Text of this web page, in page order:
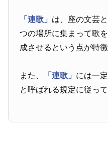
「連歌」 は、座の文芸
つの場所に集まって歌
成させるという点が特
また、 「連歌」 には一
と呼ばれる規定に従っ